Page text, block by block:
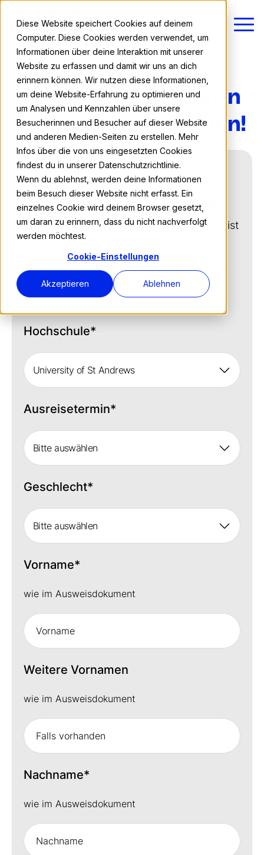
Diese Website speichert Cookies auf deinem
Computer. Diese Cookies werden verwendet, um
Informationen über deine Interaktion mit unserer
Website zu erfassen und damit wir uns an dich
erinnern können. Wir nutzen diese Informationen,
um deine Website-Erfahrung zu optimieren und
um Analysen und Kennzahlen über unsere
Besucherinnen und Besucher auf dieser Website
und anderen Medien-Seiten zu erstellen. Mehr
Infos über die von uns eingesetzten Cookies
findest du in unserer Datenschutzrichtlinie.
Wenn du ablehnst, werden deine Informationen
beim Besuch dieser Website nicht erfasst. Ein
einzelnes Cookie wird deinem Browser gesetzt,
um daran zu erinnern, dass du nicht nachverfolgt
werden möchtest.
Cookie-Einstellungen
Akzeptieren Ablehnen
Jetzt für Studieren in
Schottland anmelden!
Dein erster Schritt an die
University of St Andrews 🌄
Bitte fülle diese kurze Anmeldung aus, sie ist
völligkostenlos
melden uns in den nächsten Tagen bei dir,
um alles Weitere zu besprechen.
Hochschule*
University of St Andrews
Ausreisetermin*
Bitte auswählen
Geschlecht*
Bitte auswählen
Vorname*
wie im Ausweisdokument
Weitere Vornamen
wie im Ausweisdokument
Nachname*
wie im Ausweisdokument